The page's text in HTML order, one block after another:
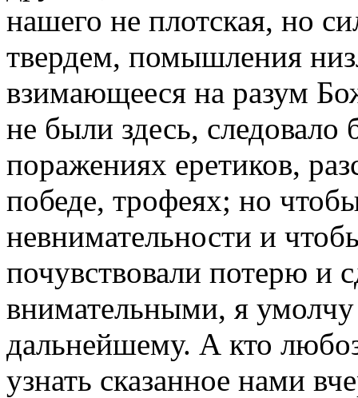
нашего не плотская, но
твердем, помышления
взимающееся на разум
не были здесь,
поражениях еретиков,
победе, трофеях; но
невнимательности и
почувствовали потерю и
внимательными, я
дальнейшему. А кто
узнать сказанное нами